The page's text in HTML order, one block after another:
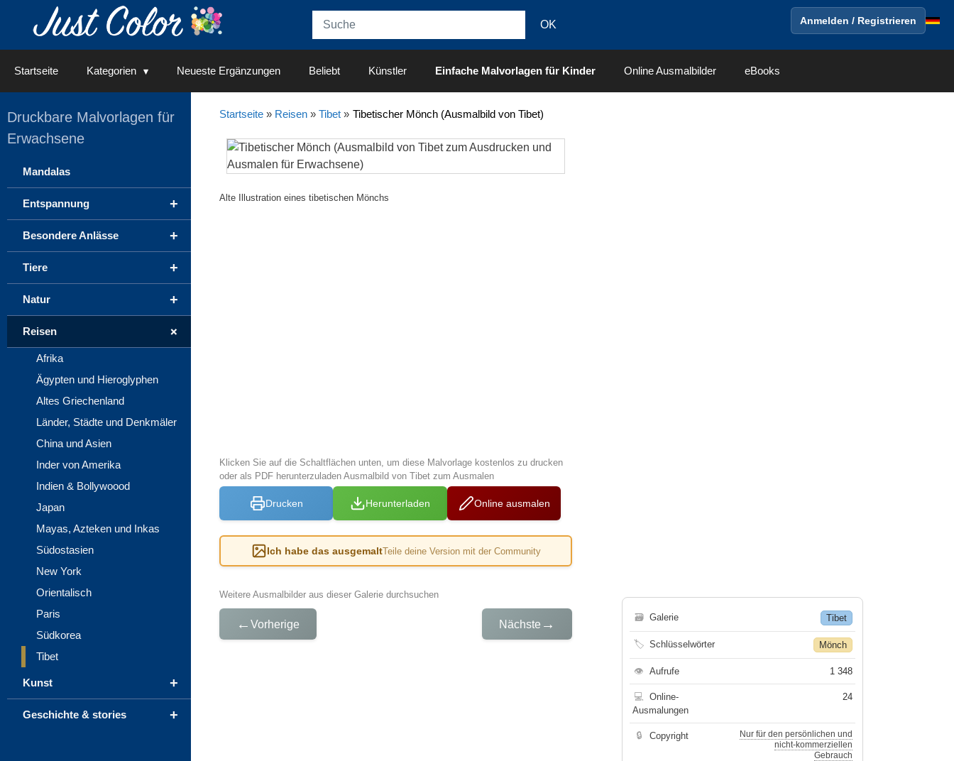
Anmelden / Registrieren
Startseite Kategorien Neueste Ergänzungen Beliebt Künstler Einfache Malvorlagen für Kinder Online Ausmalbilder eBooks
Startseite» Reisen» Tibet» Tibetischer Mönch (Ausmalbild von Tibet)
Alte Illustration eines tibetischen Mönchs
Klicken Sie auf die Schaltflächen unten, um diese Malvorlage kostenlos zu drucken
oder als PDF herunterzuladen Ausmalbild von Tibet zum Ausmalen
Drucken Herunterladen Online ausmalen
Ich habe das ausgemaltTeile deine Version mit der Community
Weitere Ausmalbilder aus dieser Galerie durchsuchen
← Vorherige Nächste → 🗃 Galerie Tibet
🏷 Schlüsselwörter Mönch
👁 Aufrufe 1 348
💻
Online-
Ausmalungen
24
🔒 Copyright
Nur für den persönlichen und
nicht-kommerziellen
Gebrauch
Druckbare Malvorlagen für
Erwachsene
Mandalas
+
Entspannung
+
Besondere Anlässe
+
Tiere
+
Natur
+
Reisen
Afrika
Ägypten und Hieroglyphen
Altes Griechenland
Länder, Städte und Denkmäler
China und Asien
Inder von Amerika
Indien & Bollywoood
Japan
Mayas, Azteken und Inkas
Südostasien
New York
Orientalisch
Paris
Südkorea
Tibet
+
Kunst
+
Geschichte & stories